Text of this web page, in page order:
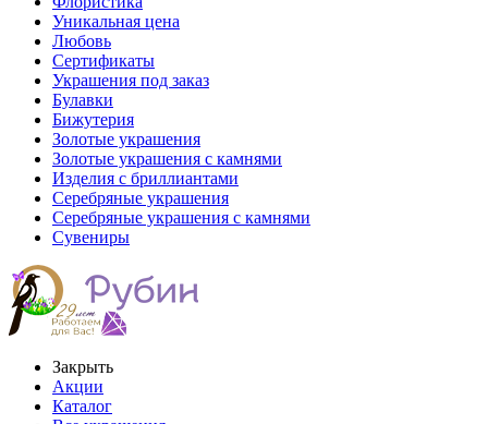
Уникальная цена
Любовь
Сертификаты
Украшения под заказ
Булавки
Бижутерия
Золотые украшения
Золотые украшения с камнями
Изделия с бриллиантами
Серебряные украшения
Серебряные украшения с камнями
Сувениры
Закрыть
Акции
Каталог